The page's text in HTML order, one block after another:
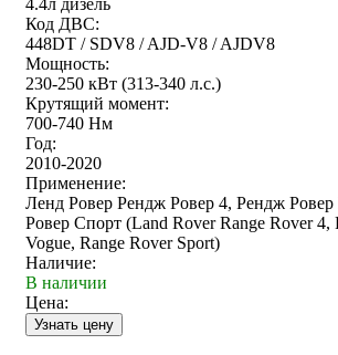
Код ДВС:
448DT / SDV8 / AJD-V8 / AJDV8
Мощность:
230-250 кВт (313-340 л.с.)
Крутящий момент:
700-740 Нм
Год:
2010-2020
Применение:
Ленд Ровер Рендж Ровер 4, Рендж
Ровер Спорт (Land Rover Range Rover 4,
Vogue, Range Rover Sport)
Наличие:
В наличии
Цена: